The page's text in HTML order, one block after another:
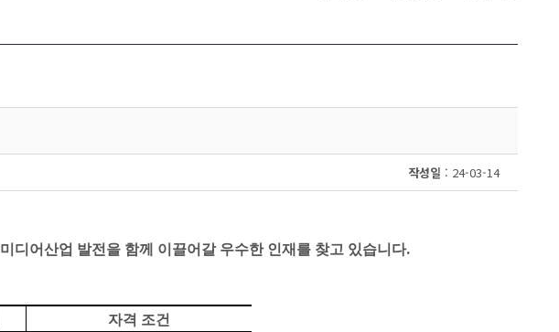
작성일 : 24-03-14
미디어산업 발전을 함께 이끌어갈 우수한 인재를 찾고 있습니다.
자격 조건